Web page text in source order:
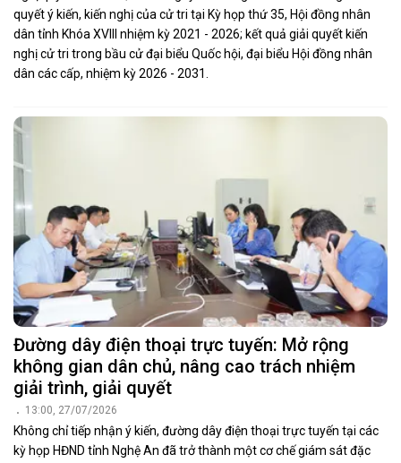
quyết ý kiến, kiến nghị của cử tri tại Kỳ họp thứ 35, Hội đồng nhân
dân tỉnh Khóa XVIII nhiệm kỳ 2021 - 2026; kết quả giải quyết kiến
nghị cử tri trong bầu cử đại biểu Quốc hội, đại biểu Hội đồng nhân
dân các cấp, nhiệm kỳ 2026 - 2031.
Đường dây điện thoại trực tuyến: Mở rộng
không gian dân chủ, nâng cao trách nhiệm
giải trình, giải quyết
13:00, 27/07/2026
Không chỉ tiếp nhận ý kiến, đường dây điện thoại trực tuyến tại các
kỳ họp HĐND tỉnh Nghệ An đã trở thành một cơ chế giám sát đặc